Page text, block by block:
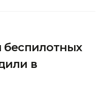
беспилотных
в